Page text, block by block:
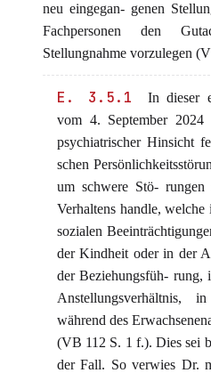
neu eingegan- genen
Fachpersonen den
Stellungnahme vorzulegen
E. 3.5.1
In dieser
vom 4. September
psychiatrischer Hinsicht
schen
um schwere Stö-
Verhaltens handle,
sozialen
der Kindheit oder in der
der Beziehungsfüh- rung,
Anstellungsverhältnis,
während des
(VB 112 S. 1 f.). Dies sei
der Fall. So verwies Dr.